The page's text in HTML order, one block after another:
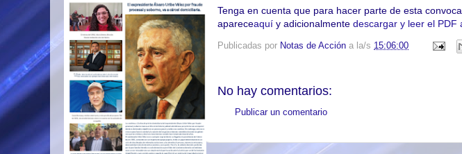
Tenga en cuenta que para hacer parte de esta
apareceaquí y adicionalmente descargar y leer el PDF
Publicadas por Notas de Acción a la/s 15:06:00
No hay comentarios:
Publicar un comentario